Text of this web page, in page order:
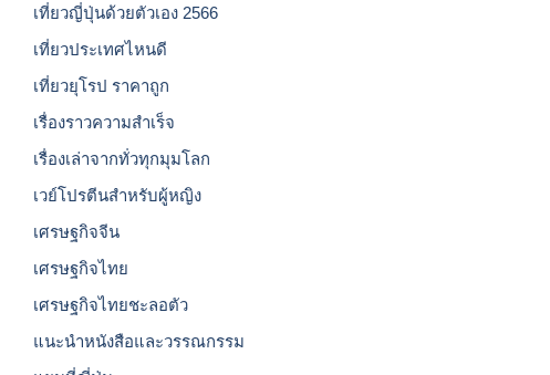
เที่ยวญี่ปุ่นด้วยตัวเอง 2566
เที่ยวประเทศไหนดี
เที่ยวยุโรป ราคาถูก
เรื่องราวความสำเร็จ
เรื่องเล่าจากทั่วทุกมุมโลก
เวย์โปรตีนสำหรับผู้หญิง
เศรษฐกิจจีน
เศรษฐกิจไทย
เศรษฐกิจไทยชะลอตัว
แนะนำหนังสือและวรรณกรรม